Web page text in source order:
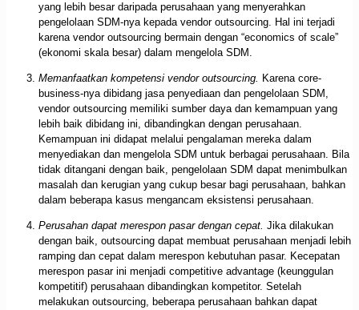
yang lebih besar daripada perusahaan yang menyerahkan
pengelolaan SDM-nya kepada vendor outsourcing. Hal ini terjadi
karena vendor outsourcing bermain dengan “economics of scale”
(ekonomi skala besar) dalam mengelola SDM.
Memanfaatkan kompetensi vendor outsourcing. Karena core-
business-nya dibidang jasa penyediaan dan pengelolaan SDM,
vendor outsourcing memiliki sumber daya dan kemampuan yang
lebih baik dibidang ini, dibandingkan dengan perusahaan.
Kemampuan ini didapat melalui pengalaman mereka dalam
menyediakan dan mengelola SDM untuk berbagai perusahaan. Bila
tidak ditangani dengan baik, pengelolaan SDM dapat menimbulkan
masalah dan kerugian yang cukup besar bagi perusahaan, bahkan
dalam beberapa kasus mengancam eksistensi perusahaan.
Perusahan dapat merespon pasar dengan cepat. Jika dilakukan
dengan baik, outsourcing dapat membuat perusahaan menjadi lebih
ramping dan cepat dalam merespon kebutuhan pasar. Kecepatan
merespon pasar ini menjadi competitive advantage (keunggulan
kompetitif) perusahaan dibandingkan kompetitor. Setelah
melakukan outsourcing, beberapa perusahaan bahkan dapat